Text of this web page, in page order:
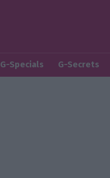
G-Specials G-Secrets